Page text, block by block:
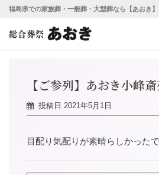
福島県での家族葬・一般葬・大型葬なら【あおき】
【ご参列】あおき小峰
投稿日 2021年5月1日
目配り気配りが素晴らしかったで